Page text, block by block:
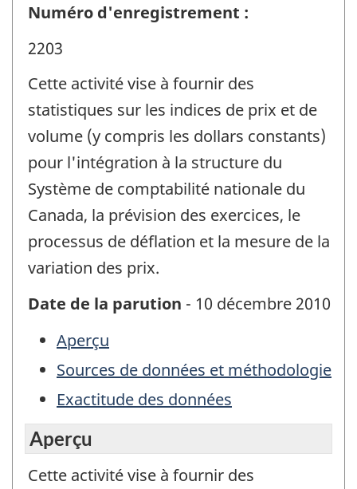
Numéro d'enregistrement :
2203
Cette activité vise à fournir des
statistiques sur les indices de prix et de
volume (y compris les dollars constants)
pour l'intégration à la structure du
Système de comptabilité nationale du
Canada, la prévision des exercices, le
processus de déflation et la mesure de la
variation des prix.
Date de la parution - 10 décembre 2010
Aperçu
Sources de données et méthodologie
Exactitude des données
Aperçu
Cette activité vise à fournir des